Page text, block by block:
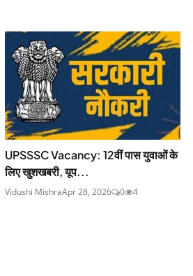
UPSSSC Vacancy: 12वीं पास युवाओं के
लिए खुशखबरी, यूप...
Vidushi MishraApr 28, 2026 0 4